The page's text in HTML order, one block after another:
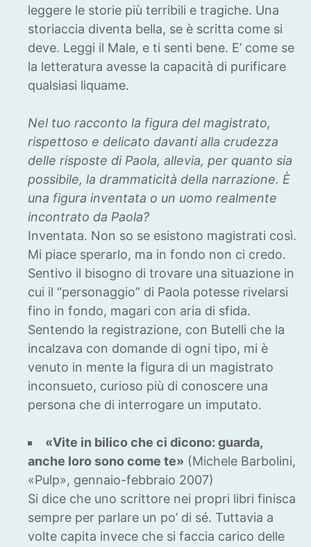
leggere le storie più terribili e tragiche. Una
storiaccia diventa bella, se è scritta come si
deve. Leggi il Male, e ti senti bene. E’ come se
la letteratura avesse la capacità di purificare
qualsiasi liquame.
Nel tuo racconto la figura del magistrato,
rispettoso e delicato davanti alla crudezza
delle risposte di Paola, allevia, per quanto sia
possibile, la drammaticità della narrazione. È
una figura inventata o un uomo realmente
incontrato da Paola?
Inventata. Non so se esistono magistrati così.
Mi piace sperarlo, ma in fondo non ci credo.
Sentivo il bisogno di trovare una situazione in
cui il “personaggio” di Paola potesse rivelarsi
fino in fondo, magari con aria di sfida.
Sentendo la registrazione, con Butelli che la
incalzava con domande di ogni tipo, mi è
venuto in mente la figura di un magistrato
inconsueto, curioso più di conoscere una
persona che di interrogare un imputato.
«Vite in bilico che ci dicono: guarda,
anche loro sono come te» (Michele Barbolini,
«Pulp», gennaio-febbraio 2007)
Si dice che uno scrittore nei propri libri finisca
sempre per parlare un po’ di sé. Tuttavia a
volte capita invece che si faccia carico delle